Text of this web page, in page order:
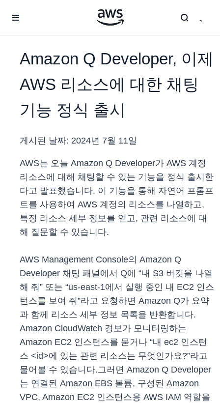
Amazon Q Developer, 이제
AWS 리소스에 대한 채팅
기능 정식 출시
게시된 날짜: 2024년 7월 11일
AWS는 오늘 Amazon Q Developer가 AWS 계정
리소스에 대해 채팅할 수 있는 기능을 정식 출시한
다고 발표했습니다. 이 기능을 통해 자연어 프롬프
트를 사용하여 AWS 계정의 리소스를 나열하고,
특정 리소스 세부 정보를 얻고, 관련 리소스에 대
해 질문할 수 있습니다.
AWS Management Console의 Amazon Q
Developer 채팅 패널에서 Q에 “내 S3 버킷을 나열
해 줘” 또는 “us-east-1에서 실행 중인 내 EC2 인스
턴스를 보여 줘”라고 요청하면 Amazon Q가 요약
과 함께 리소스 세부 정보 목록을 반환합니다.
Amazon CloudWatch 경보가 모니터링하는
Amazon EC2 인스턴스를 묻거나 “내 ec2 인스턴
스 <id>에 있는 관련 리소스는 무엇인가요?”라고
물어볼 수 있습니다.그러면 Amazon Q Developer
는 연결된 Amazon EBS 볼륨, 구성된 Amazon
VPC, Amazon EC2 인스턴스용 AWS IAM 역할을